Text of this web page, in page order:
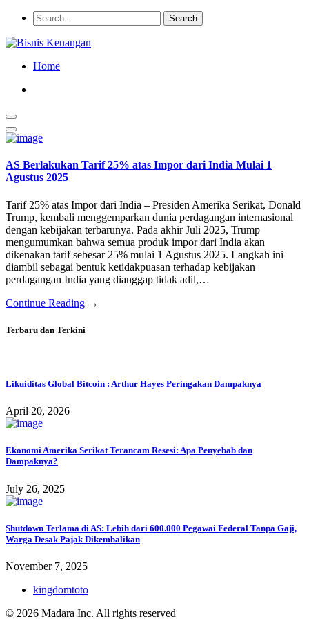
Home
AS Berlakukan Tarif 25% atas Impor dari India Mulai 1
Agustus 2025
Tarif 25% atas Impor dari India – Presiden Amerika Serikat, Donald
Trump, kembali menggemparkan dunia perdagangan internasional
dengan kebijakan terbarunya. Pada akhir Juli 2025, Trump
mengumumkan bahwa semua produk impor dari India akan
dikenakan tarif sebesar 25% mulai 1 Agustus 2025. Langkah ini
diambil sebagai bentuk ketidakpuasan terhadap kebijakan
perdagangan India yang dianggap tidak adil,…
Continue Reading →
Terbaru dan Terkini
Likuiditas Global Bitcoin : Arthur Hayes Peringakan Dampaknya
April 20, 2026
Ekonomi Amerika Serikat Terancam Resesi: Apa Penyebab dan
Dampaknya?
July 26, 2025
Shutdown Terlama di AS: Lebih dari 600.000 Pegawai Federal Tanpa Gaji,
Warga Desak Pajak Dikembalikan
November 7, 2025
kingdomtoto
© 2026 Madara Inc. All rights reserved